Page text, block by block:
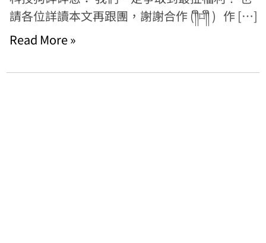
請各位詳讀本文再跟團，謝謝合作 (༎ຶ⌑༎ຶ ) 作 […]
Read More »